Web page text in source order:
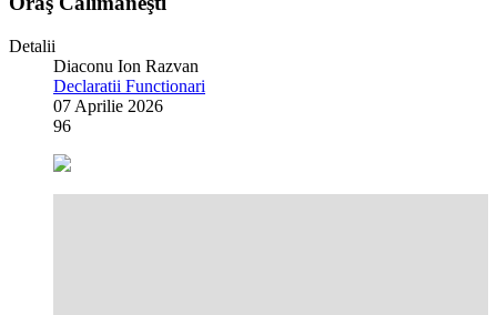
Detalii
Diaconu Ion Razvan
Declaratii Functionari
07 Aprilie 2026
96